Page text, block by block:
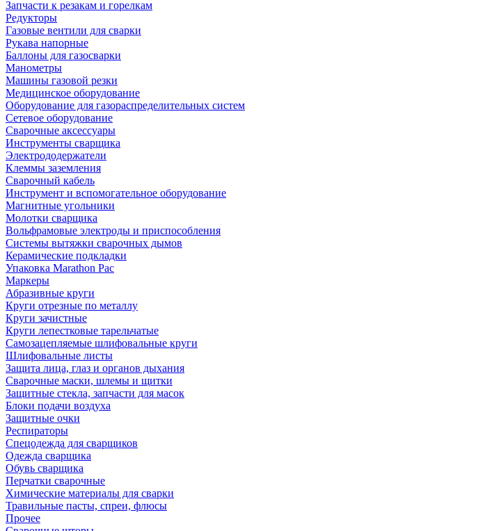
Запчасти к резакам и горелкам
Редукторы
Газовые вентили для сварки
Рукава напорные
Баллоны для газосварки
Манометры
Машины газовой резки
Медицинское оборудование
Оборудование для газораспределительных систем
Сетевое оборудование
Сварочные аксессуары
Инструменты сварщика
Электрододержатели
Клеммы заземления
Сварочный кабель
Инструмент и вспомогательное оборудование
Магнитные угольники
Молотки сварщика
Вольфрамовые электроды и приспособления
Системы вытяжки сварочных дымов
Керамические подкладки
Упаковка Marathon Pac
Маркеры
Абразивные круги
Круги отрезные по металлу
Круги зачистные
Круги лепестковые тарельчатые
Самозацепляемые шлифовальные круги
Шлифовальные листы
Защита лица, глаз и органов дыхания
Сварочные маски, шлемы и щитки
Защитные стекла, запчасти для масок
Блоки подачи воздуха
Защитные очки
Респираторы
Спецодежда для сварщиков
Одежда сварщика
Обувь сварщика
Перчатки сварочные
Химические материалы для сварки
Травильные пасты, спреи, флюсы
Прочее